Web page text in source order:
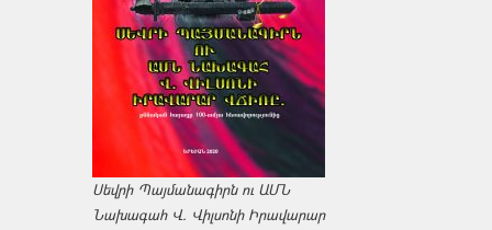
Սեվրի Պայմանագիրն ու ԱՄՆ
Նախագահ Վ. Վիլսոնի Իրավարար